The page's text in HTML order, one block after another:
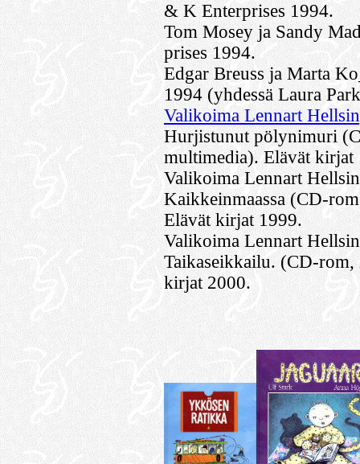
& K Enterprises 1994.
Tom Mosey ja Sandy
prises 1994.
Edgar Breuss ja Marta
1994 (yhdessä Laura
Valikoima Lennart
Hurjistunut pölynimuri
multimedia). Elävät kirjat
Valikoima Lennart
Kaikkeinmaassa (CD-
Elävät kirjat 1999.
Valikoima Lennart
Taikaseikkailu. (CD-
kirjat 2000.